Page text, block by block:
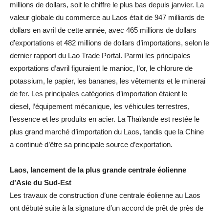
millions de dollars, soit le chiffre le plus bas depuis janvier. La
valeur globale du commerce au Laos était de 947 milliards de
dollars en avril de cette année, avec 465 millions de dollars
d’exportations et 482 millions de dollars d’importations, selon le
dernier rapport du Lao Trade Portal. Parmi les principales
exportations d’avril figuraient le manioc, l’or, le chlorure de
potassium, le papier, les bananes, les vêtements et le minerai
de fer. Les principales catégories d’importation étaient le
diesel, l’équipement mécanique, les véhicules terrestres,
l’essence et les produits en acier. La Thaïlande est restée le
plus grand marché d’importation du Laos, tandis que la Chine
a continué d’être sa principale source d’exportation.
Laos, lancement de la plus grande centrale éolienne
d’Asie du Sud-Est
Les travaux de construction d’une centrale éolienne au Laos
ont débuté suite à la signature d’un accord de prêt de près de